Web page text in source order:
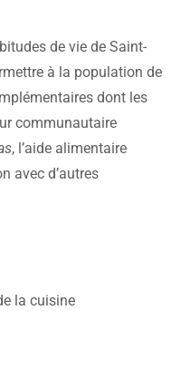
de vie de Saint-
à la population de
dont les
communautaire
, l’aide alimentaire
avec d’autres
la cuisine